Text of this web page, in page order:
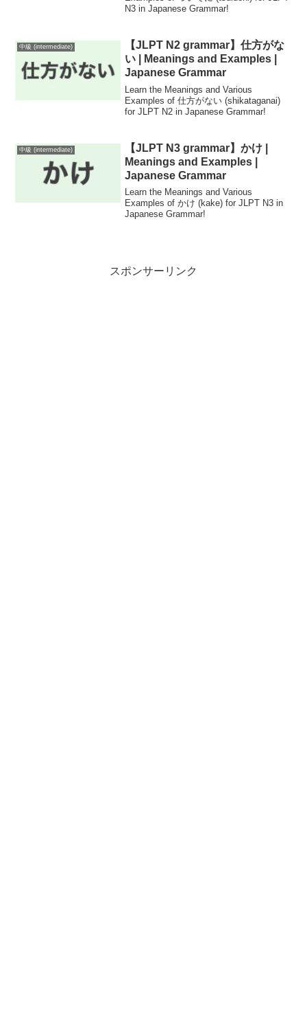
N3 in Japanese Grammar!
中級 (intermediate)
【JLPT N2 grammar】仕方がな
い | Meanings and Examples |
Japanese Grammar
Learn the Meanings and Various
Examples of 仕方がない (shikataganai)
for JLPT N2 in Japanese Grammar!
中級 (intermediate)
【JLPT N3 grammar】かけ |
Meanings and Examples |
Japanese Grammar
Learn the Meanings and Various
Examples of かけ (kake) for JLPT N3 in
Japanese Grammar!
スポンサーリンク